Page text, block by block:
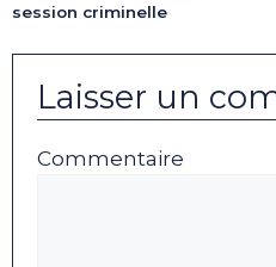
session criminelle
Laisser un
Commentaire